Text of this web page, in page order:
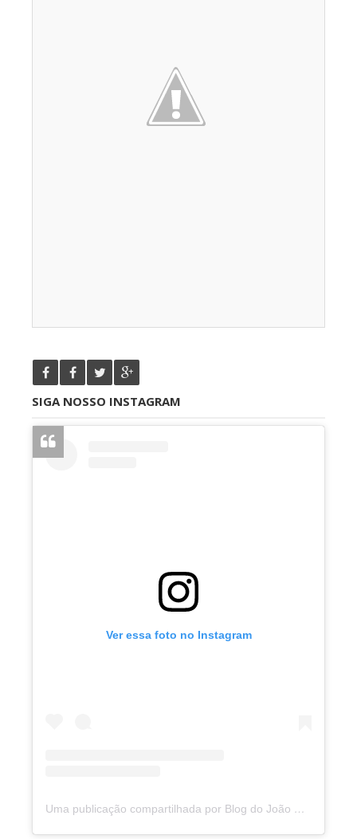
SIGA NOSSO INSTAGRAM
Ver essa foto no Instagram
Uma publicação compartilhada por Blog do João Marcolino (@joaomarcolinoneto)